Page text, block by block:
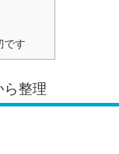
です
整理